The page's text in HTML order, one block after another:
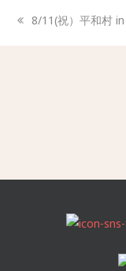
8/11(祝）平和村